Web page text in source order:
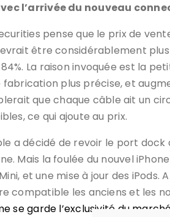
l’arrivée du nouveau
pense que le prix de
être considérablement
La raison invoquée est la
fabrication plus précise, et
que chaque câble ait un
ce qui ajoute au prix.
a décidé de revoir le port dock
Mais la foulée du nouvel
et une mise à jour des
compatible les anciens et les
se garde l’exclusivité du